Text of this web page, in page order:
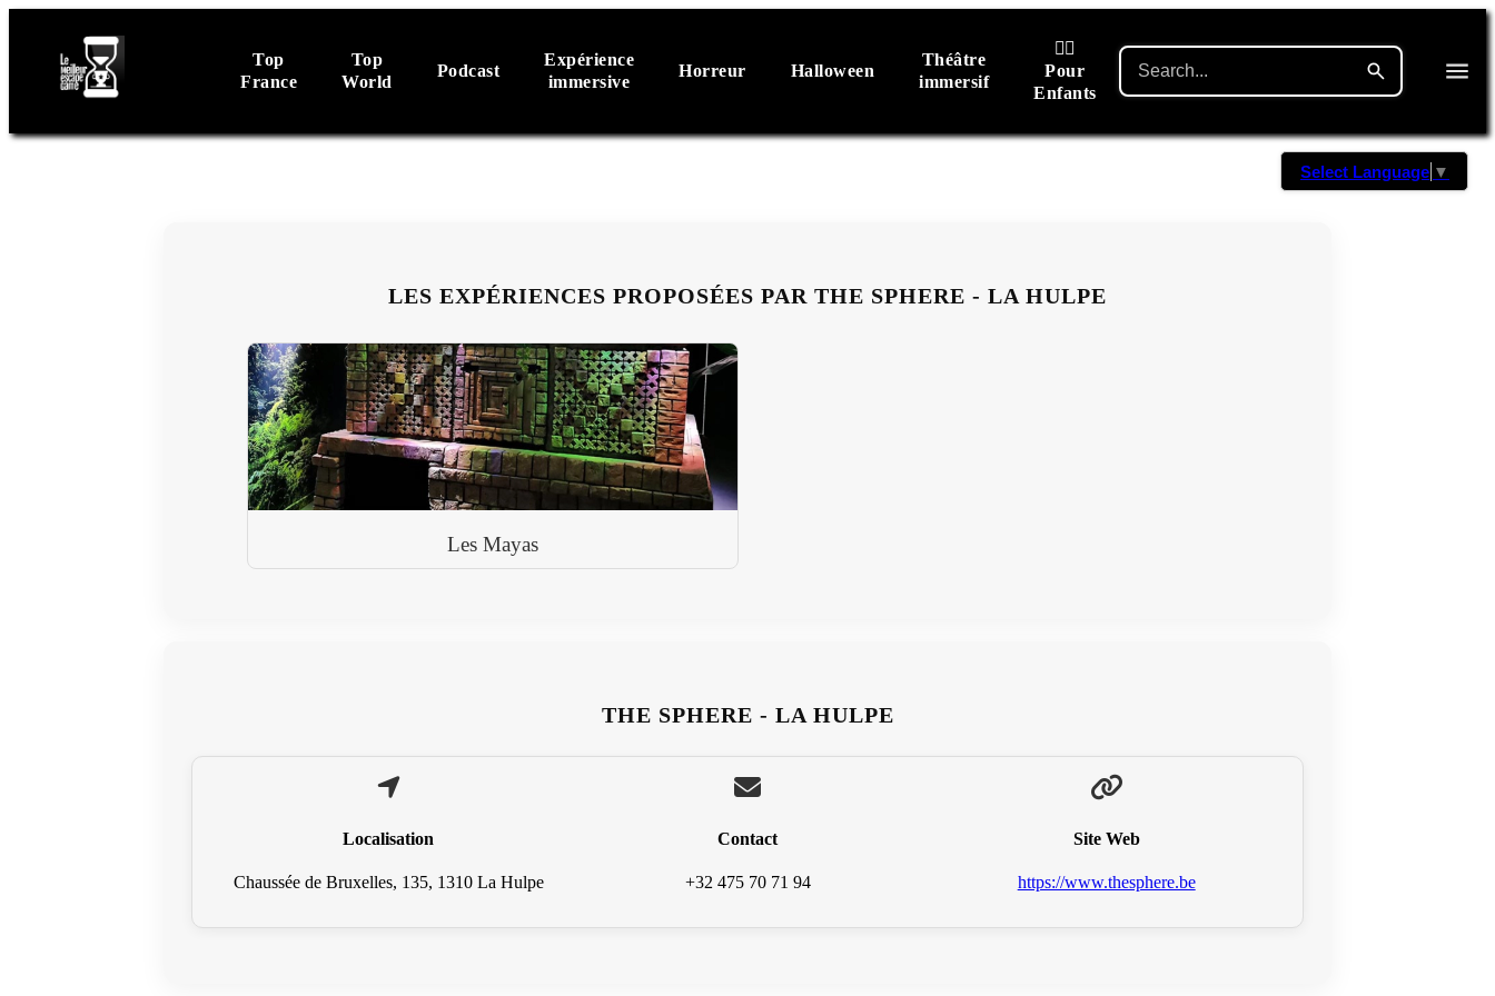
Top
France
Top
World
Podcast
Expérience
immersive
Horreur Halloween
Théâtre
immersif
🙋‍♂️
Pour
Enfants
Select Language ▼
LES EXPÉRIENCES PROPOSÉES PAR THE SPHERE - LA HULPE
Les Mayas
THE SPHERE - LA HULPE
Localisation
Chaussée de Bruxelles, 135, 1310 La Hulpe
Contact
+32 475 70 71 94
Site Web
https://www.thesphere.be